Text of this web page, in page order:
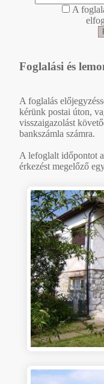
A
Foglalási és
A foglalás
kérünk postai úton,
visszaigazolást
bankszámla számra.
A lefoglalt időpontot
érkezést megelőző